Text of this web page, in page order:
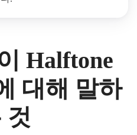
Halftone
대해 말하
것